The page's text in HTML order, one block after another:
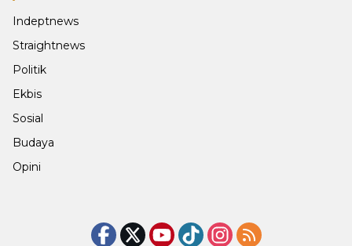
Indeptnews
Straightnews
Politik
Ekbis
Sosial
Budaya
Opini